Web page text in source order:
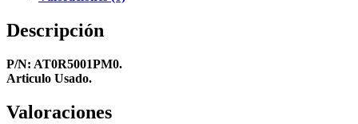
Descripción
P/N: AT0R5001PM0.
Articulo Usado.
Valoraciones